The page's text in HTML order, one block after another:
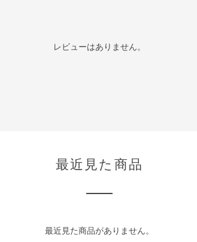
レビューはありません。
最近見た商品
最近見た商品がありません。